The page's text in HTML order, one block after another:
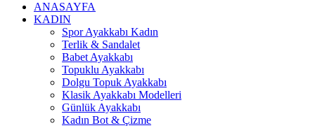
ANASAYFA
KADIN
Spor Ayakkabı Kadın
Terlik & Sandalet
Babet Ayakkabı
Topuklu Ayakkabı
Dolgu Topuk Ayakkabı
Klasik Ayakkabı Modelleri
Günlük Ayakkabı
Kadın Bot & Çizme